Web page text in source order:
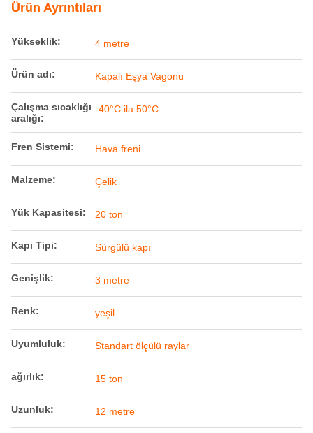
Ürün Ayrıntıları
Yükseklik: 4 metre
Ürün adı: Kapalı Eşya Vagonu
Çalışma sıcaklığı
aralığı:
-40°C ila 50°C
Fren Sistemi: Hava freni
Malzeme: Çelik
Yük Kapasitesi: 20 ton
Kapı Tipi: Sürgülü kapı
Genişlik: 3 metre
Renk: yeşil
Uyumluluk: Standart ölçülü raylar
ağırlık: 15 ton
Uzunluk: 12 metre